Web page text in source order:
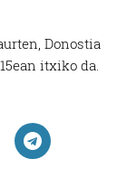
Donostia
itxiko da.